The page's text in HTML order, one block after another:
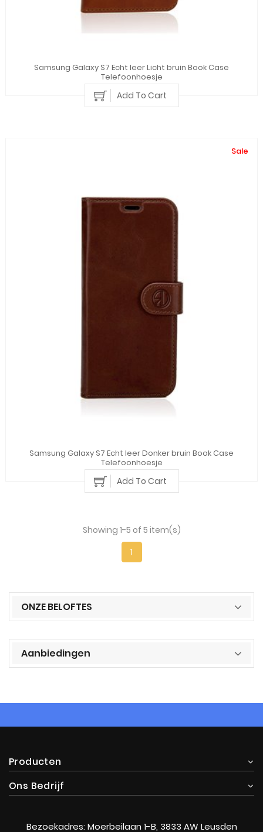
Samsung Galaxy S7 Echt leer Licht bruin Book Case
Telefoonhoesje
Add To Cart
Sale
Samsung Galaxy S7 Echt leer Donker bruin Book Case
Telefoonhoesje
Add To Cart
Showing 1-5 of 5 item(s)
1
ONZE BELOFTES
Aanbiedingen
Producten
Ons Bedrijf
Bezoekadres: Moerbeilaan 1-B, 3833 AW Leusden